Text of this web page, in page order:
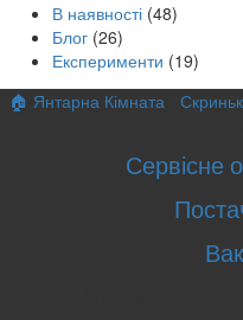
В наявності (48)
Блог (26)
Експерименти (19)
🏠 Янтарна Кімната•
Сервісне